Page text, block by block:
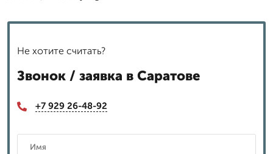
Не хотите считать?
Звонок / заявка в Саратове
+7 929 26-48-92